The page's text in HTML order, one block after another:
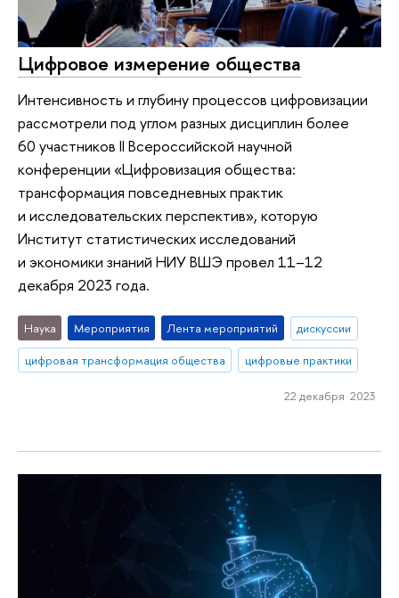
Цифровое измерение общества
Интенсивность и глубину процессов цифровизации
рассмотрели под углом разных дисциплин более
60 участников II Всероссийской научной
конференции «Цифровизация общества:
трансформация повседневных практик
и исследовательских перспектив», которую
Институт статистических исследований
и экономики знаний НИУ ВШЭ провел 11–12
декабря 2023 года.
Наука Мероприятия Лента мероприятий
дискуссии
цифровая трансформация общества
цифровые практики
22 декабря 2023